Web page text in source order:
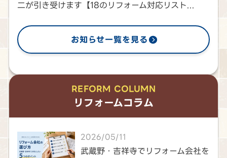
二が引き受けます【18のリフォーム対応リスト...
お知らせ一覧を見る
REFORM COLUMN
リフォームコラム
2026/05/11
武蔵野・吉祥寺でリフォーム会社を